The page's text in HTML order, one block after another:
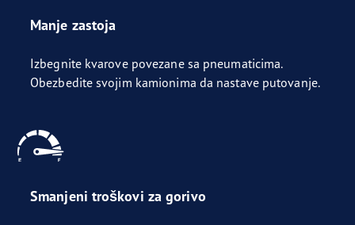
Manje zastoja
Izbegnite kvarove povezane sa pneumaticima.
Obezbedite svojim kamionima da nastave putovanje.
Smanjeni troškovi za gorivo